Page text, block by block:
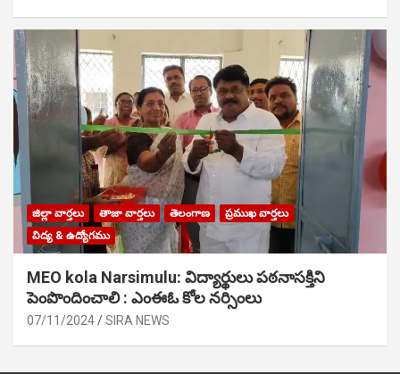
జిల్లా వార్తలు తాజా వార్తలు తెలంగాణ
ప్రముఖ వార్తలు
విద్య & ఉద్యోగము
MEO kola Narsimulu: విద్యార్థులు పఠ‌నాసక్తిని
పెంపొందించాలి : ఎంఈఓ కోల నర్సింలు
07/11/2024 SIRA NEWS